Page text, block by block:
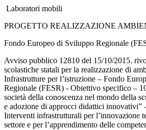
Laboratori mobili
PROGETTO REALIZZAZIONE
Fondo Europeo di Sviluppo Regionale
Avviso pubblico 12810 del 15/10/2015.
scolastiche statali per la realizzazione di
Infrastrutture per l’istruzione – Fondo
Regionale (FESR) - Obiettivo specifico –
società della conoscenza nel mondo della
e adozione di approcci didattici innovativi”
Interventi infrastrutturali per l’innovazione
settore e per l’apprendimento delle